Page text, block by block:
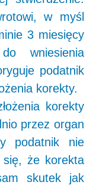
w myśl
3 miesięcy
wniesienia
podatnik
korekty.
korekty
przez organ
podatnik nie
się, że korekta
skutek jak